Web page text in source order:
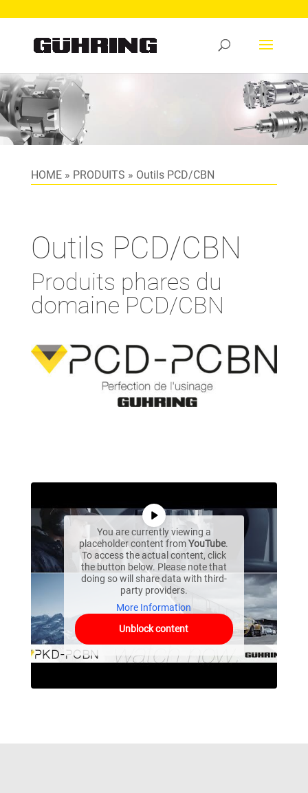
HOME» PRODUITS » Outils PCD/CBN
Outils PCD/CBN
Produits phares du
domaine PCD/CBN
You are currently viewing a
placeholder content fromYouTube.
To access the actual content, click
the button below. Please note that
doing so will share data with third-
party providers.
More Information
Unblock content